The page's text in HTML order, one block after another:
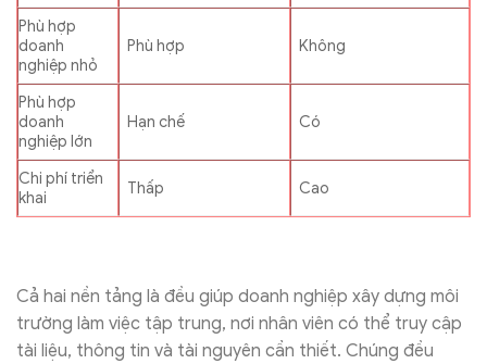
Phù hợp
doanh
nghiệp nhỏ
Phù hợp Không
Phù hợp
doanh
nghiệp lớn
Hạn chế Có
Chi phí triển
khai
Thấp Cao
Cả hai nền tảng là đều giúp doanh nghiệp xây dựng môi
trường làm việc tập trung, nơi nhân viên có thể truy cập
tài liệu, thông tin và tài nguyên cần thiết. Chúng đều